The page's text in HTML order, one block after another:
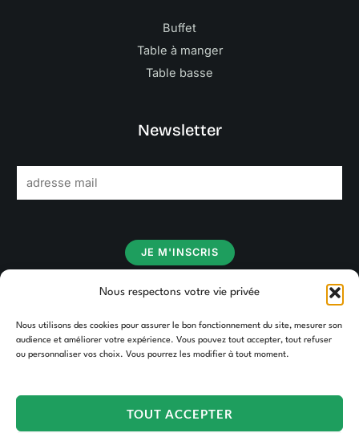
Nous respectons votre vie privée
Nous utilisons des cookies pour assurer le bon fonctionnement du site, mesurer son
audience et améliorer votre expérience. Vous pouvez tout accepter, tout refuser
ou personnaliser vos choix. Vous pourrez les modifier à tout moment.
TOUT ACCEPTER
Buffet
Table à manger
Table basse
Newsletter
m
JE M'INSCRIS